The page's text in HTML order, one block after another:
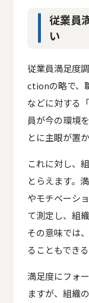
従業員
い
従業員満足度
ctionの略で、
などに対する
員が今の環境
とに主眼が置
これに対し、
とらえます。
やモチベーシ
て測定し、組
その意味では
ることもできる
満足度にフォ
ますが、組織